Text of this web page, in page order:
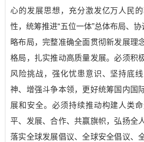
心的发展思想，充分激发亿万人民
性，统筹推进“五位一体”总体布局、协
略布局，完整准确全面贯彻新发展理
格局，扎实推动高质量发展。必须积
风险挑战，强化忧患意识、坚持底
神、增强斗争本领，更好统筹国内国
展和安全。必须持续推动构建人类
平、发展、合作、共赢旗帜，弘扬全
落实全球发展倡议、全球安全倡议、